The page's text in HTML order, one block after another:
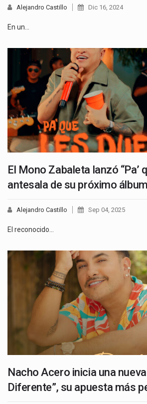
Alejandro Castillo Dic 16, 2024
En un…
El Mono Zabaleta lanzó “Pa’
antesala de su próximo álbum
Alejandro Castillo Sep 04, 2025
El reconocido…
Nacho Acero inicia una nueva
Diferente”, su apuesta más